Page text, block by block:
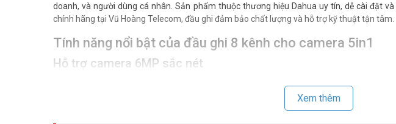
doanh, và người dùng cá nhân. Sản phẩm thuộc thương hiệu Dahua uy tín, dễ cài đặt
chính hãng tại Vũ Hoàng Telecom, đầu ghi đảm bảo chất lượng và hỗ trợ kỹ thuật tận tâm.
Tính năng nổi bật của đầu ghi 8 kênh cho camera 5in1
Hỗ trợ camera 6MP sắc nét
25/30 fps, phù hợp cho nhiều nhu cầu giám sát. Chuẩn nén AI Coding-ABR và H.265+
Xem thêm